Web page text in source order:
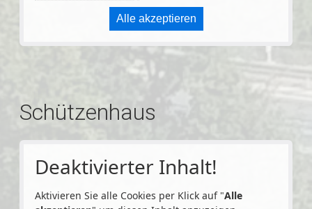
Alle akzeptieren
Schützenhaus
Deaktivierter Inhalt!
Aktivieren Sie alle Cookies per Klick auf "Alle